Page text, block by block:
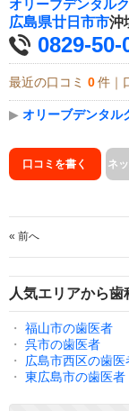
オリーブデンタル
広島県廿日市市沖
0829-50-
最近の口コミ 0 件｜
▶ オリーブデンタル
口コミを書く ネ
« 前へ
人気エリアから歯
・ 福山市の歯医者
・
呉市の歯医者
・
広島市西区の歯医
・
東広島市の歯医者